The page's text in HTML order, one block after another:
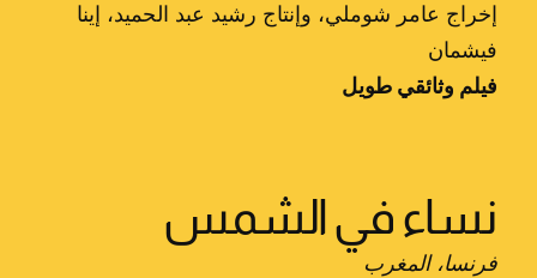
إخراج عامر شوملي، وإنتاج رشيد عبد الحميد، إينا
فيشمان
فيلم وثائقي طويل
نساء في الشمس
فرنسا، المغرب